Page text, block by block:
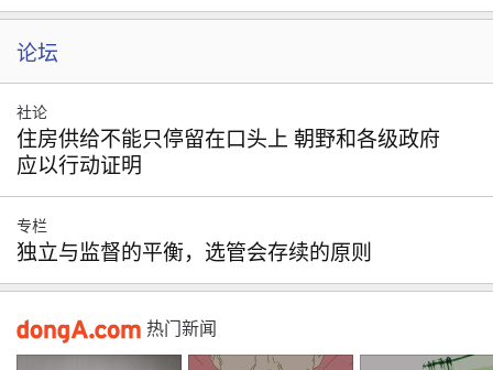
论坛
社论
住房供给不能只停留在口头上 朝野和各级政府
应以行动证明
专栏
独立与监督的平衡，选管会存续的原则
热门新闻